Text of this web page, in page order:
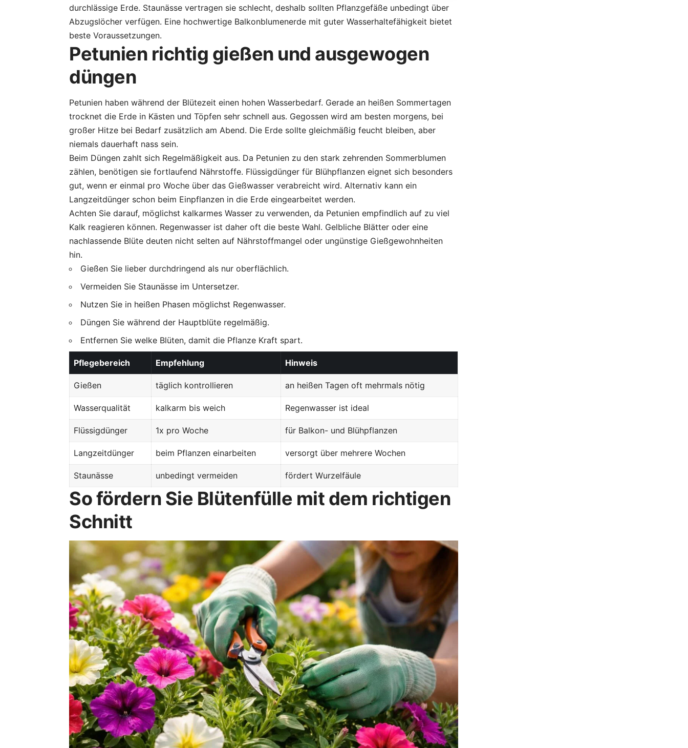
durchlässige Erde. Staunässe vertragen sie schlecht, deshalb sollten Pflanzgefäße unbedingt über
Abzugslöcher verfügen. Eine hochwertige Balkonblumenerde mit guter Wasserhaltefähigkeit bietet
beste Voraussetzungen.
Petunien richtig gießen und ausgewogen
düngen
Petunien haben während der Blütezeit einen hohen Wasserbedarf. Gerade an heißen Sommertagen
trocknet die Erde in Kästen und Töpfen sehr schnell aus. Gegossen wird am besten morgens, bei
großer Hitze bei Bedarf zusätzlich am Abend. Die Erde sollte gleichmäßig feucht bleiben, aber
niemals dauerhaft nass sein.
Beim Düngen zahlt sich Regelmäßigkeit aus. Da Petunien zu den stark zehrenden Sommerblumen
zählen, benötigen sie fortlaufend Nährstoffe. Flüssigdünger für Blühpflanzen eignet sich besonders
gut, wenn er einmal pro Woche über das Gießwasser verabreicht wird. Alternativ kann ein
Langzeitdünger schon beim Einpflanzen in die Erde eingearbeitet werden.
Achten Sie darauf, möglichst kalkarmes Wasser zu verwenden, da Petunien empfindlich auf zu viel
Kalk reagieren können. Regenwasser ist daher oft die beste Wahl. Gelbliche Blätter oder eine
nachlassende Blüte deuten nicht selten auf Nährstoffmangel oder ungünstige Gießgewohnheiten
hin.
Gießen Sie lieber durchdringend als nur oberflächlich.
Vermeiden Sie Staunässe im Untersetzer.
Nutzen Sie in heißen Phasen möglichst Regenwasser.
Düngen Sie während der Hauptblüte regelmäßig.
Entfernen Sie welke Blüten, damit die Pflanze Kraft spart.
Pflegebereich Empfehlung Hinweis
Gießen täglich kontrollieren an heißen Tagen oft mehrmals nötig
Wasserqualität kalkarm bis weich Regenwasser ist ideal
Flüssigdünger 1x pro Woche für Balkon- und Blühpflanzen
Langzeitdünger beim Pflanzen einarbeiten versorgt über mehrere Wochen
Staunässe unbedingt vermeiden fördert Wurzelfäule
So fördern Sie Blütenfülle mit dem richtigen
Schnitt